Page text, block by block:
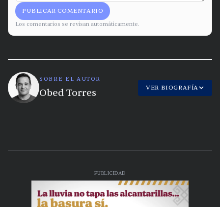
PUBLICAR COMENTARIO
Los comentarios se revisan automáticamente.
SOBRE EL AUTOR
Obed Torres VER BIOGRAFÍA
PUBLICIDAD